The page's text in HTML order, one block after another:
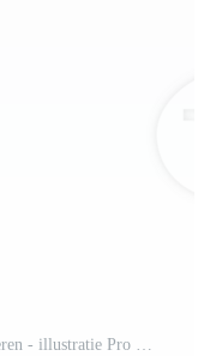
tank geïsoleerd Aan achtergrond. 3d renderen - illustratie Pro PNG